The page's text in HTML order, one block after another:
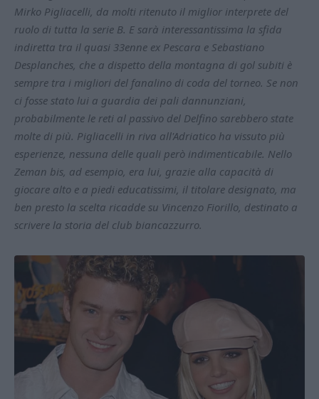
Mirko Pigliacelli, da molti ritenuto il miglior interprete del
ruolo di tutta la serie B. E sarà interessantissima la sfida
indiretta tra il quasi 33enne ex Pescara e Sebastiano
Desplanches, che a dispetto della montagna di gol subiti è
sempre tra i migliori del fanalino di coda del torneo. Se non
ci fosse stato lui a guardia dei pali dannunziani,
probabilmente le reti al passivo del Delfino sarebbero state
molte di più. Pigliacelli in riva all'Adriatico ha vissuto più
esperienze, nessuna delle quali però indimenticabile. Nello
Zeman bis, ad esempio, era lui, grazie alla capacità di
giocare alto e a piedi educatissimi, il titolare designato, ma
ben presto la scelta ricadde su Vincenzo Fiorillo, destinato a
scrivere la storia del club biancazzurro.